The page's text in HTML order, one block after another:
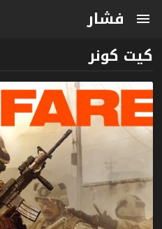
فشار
كيت كونر